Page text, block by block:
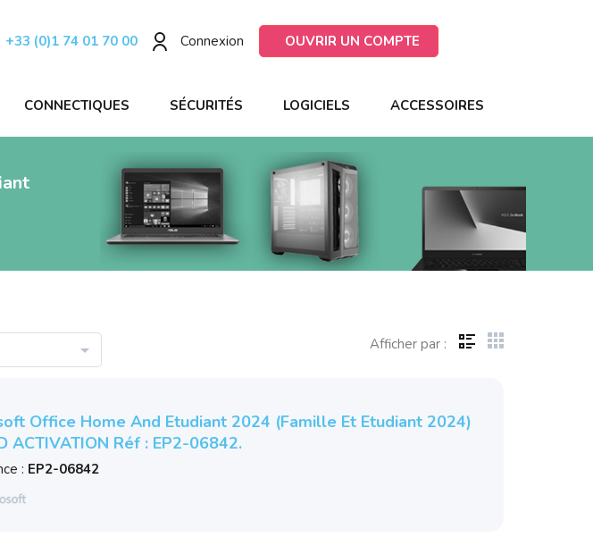
+33 (0)1 74 01 70 00 Connexion OUVRIR UN COMPTE
CONNECTIQUES SÉCURITÉS LOGICIELS ACCESSOIRES
 Afficher par :
Office Home And Etudiant 2024 (Famille Et Etudiant 2024)
ACTIVATION Réf : EP2-06842.
: EP2-06842